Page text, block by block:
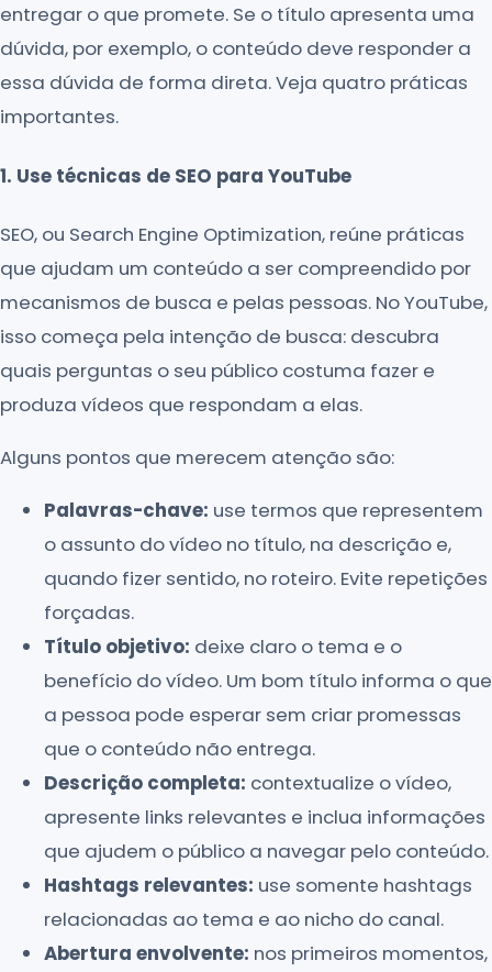
entregar o que promete. Se o título apresenta uma
dúvida, por exemplo, o conteúdo deve responder a
essa dúvida de forma direta. Veja quatro práticas
importantes.
1. Use técnicas de SEO para YouTube
SEO, ou Search Engine Optimization, reúne práticas
que ajudam um conteúdo a ser compreendido por
mecanismos de busca e pelas pessoas. No YouTube,
isso começa pela intenção de busca: descubra
quais perguntas o seu público costuma fazer e
produza vídeos que respondam a elas.
Alguns pontos que merecem atenção são:
Palavras-chave: use termos que representem
o assunto do vídeo no título, na descrição e,
quando fizer sentido, no roteiro. Evite repetições
forçadas.
Título objetivo: deixe claro o tema e o
benefício do vídeo. Um bom título informa o que
a pessoa pode esperar sem criar promessas
que o conteúdo não entrega.
Descrição completa: contextualize o vídeo,
apresente links relevantes e inclua informações
que ajudem o público a navegar pelo conteúdo.
Hashtags relevantes: use somente hashtags
relacionadas ao tema e ao nicho do canal.
Abertura envolvente: nos primeiros momentos,